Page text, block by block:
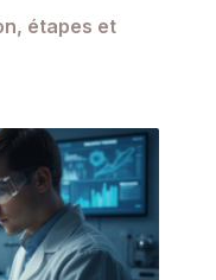
étapes et